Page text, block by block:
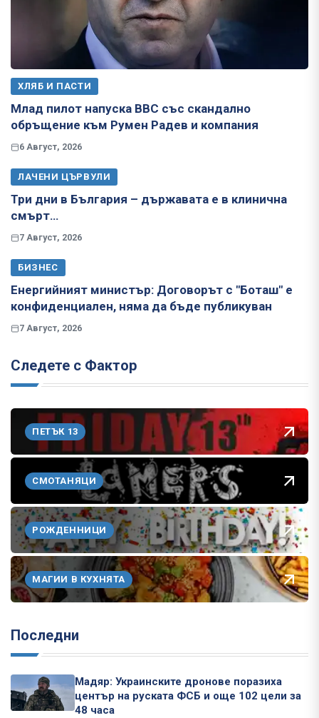
ХЛЯБ И ПАСТИ
Млад пилот напуска ВВС със скандално
обръщение към Румен Радев и компания
6 Август, 2026
ЛАЧЕНИ ЦЪРВУЛИ
Три дни в България – държавата е в клинична
смърт…
7 Август, 2026
БИЗНЕС
Енергийният министър: Договорът с "Боташ" е
конфиденциален, няма да бъде публикуван
7 Август, 2026
Следете с Фактор
ПЕТЪК 13
СМОТАНЯЦИ
РОЖДЕННИЦИ
МАГИИ В КУХНЯТА
Последни
Мадяр: Украинските дронове поразиха
център на руската ФСБ и още 102 цели за
48 часа